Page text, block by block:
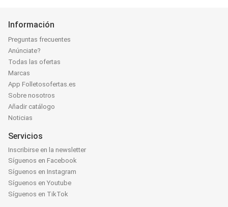
Información
Preguntas frecuentes
Anúnciate?
Todas las ofertas
Marcas
App Folletosofertas.es
Sobre nosotros
Añadir catálogo
Noticias
Servicios
Inscribirse en la newsletter
Síguenos en Facebook
Síguenos en Instagram
Síguenos en Youtube
Síguenos en TikTok